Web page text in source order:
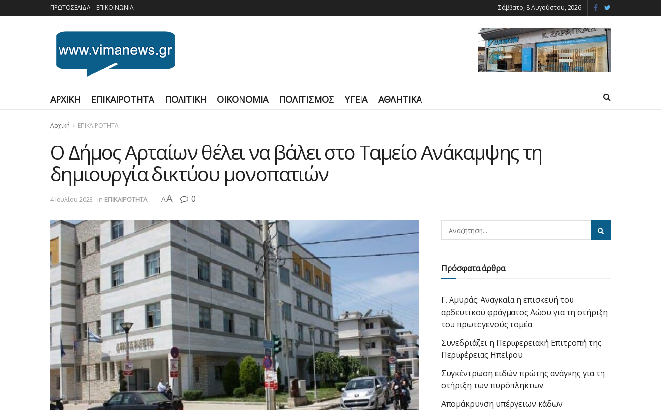
ΠΡΩΤΟΣΕΛΙΔΑ ΕΠΙΚΟΙΝΩΝΙΑ Σάββατο, 8 Αυγούστου, 2026
ΑΡΧΙΚΗ ΕΠΙΚΑΙΡΟΤΗΤΑ ΠΟΛΙΤΙΚΗ ΟΙΚΟΝΟΜΙΑ ΠΟΛΙΤΙΣΜΟΣ ΥΓΕΙΑ ΑΘΛΗΤΙΚΑ
Αρχική ΕΠΙΚΑΙΡΟΤΗΤΑ
Ο Δήμος Αρταίων θέλει να βάλει στο Ταμείο Ανάκαμψης τη
δημιουργία δικτύου μονοπατιών
4 Ιουλίου 2023 in ΕΠΙΚΑΙΡΟΤΗΤΑ AA 0
Πρόσφατα άρθρα
Γ. Αμυράς: Αναγκαία η επισκευή του
αρδευτικού φράγματος Αώου για τη στήριξη
του πρωτογενούς τομέα
Συνεδριάζει η Περιφερειακή Επιτροπή της
Περιφέρειας Ηπείρου
Συγκέντρωση ειδών πρώτης ανάγκης για τη
στήριξη των πυρόπληκτων
Απομάκρυνση υπέργειων κάδων